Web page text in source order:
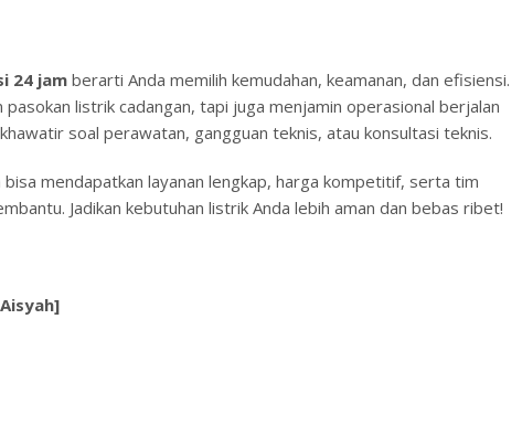
24 jamberarti Anda memilih kemudahan, keamanan, dan efisiensi.
pasokan listrik cadangan, tapi juga menjamin operasional berjalan
soal perawatan, gangguan teknis, atau konsultasi teknis.
bisa mendapatkan layanan lengkap, harga kompetitif, serta tim
Jadikan kebutuhan listrik Anda lebih aman dan bebas ribet!